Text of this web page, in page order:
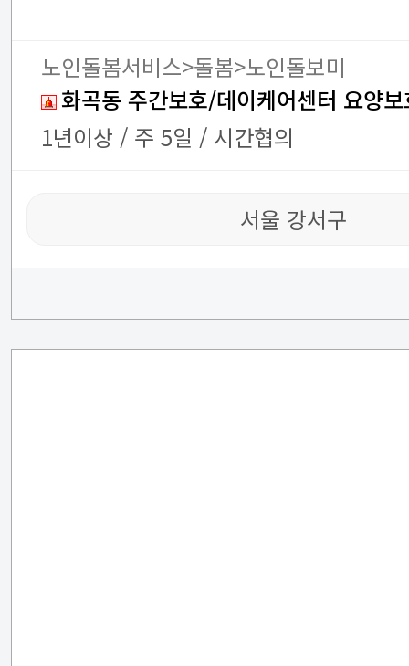
노인돌봄서비스>돌봄>노인돌보미
화곡동 주간보호/데이케어센터 요양
1년이상 / 주 5일 / 시간협의
서울 강서구